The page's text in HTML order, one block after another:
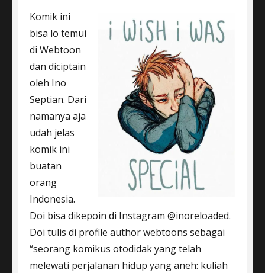
Komik ini
bisa lo temui
di Webtoon
dan diciptain
oleh Ino
Septian. Dari
namanya aja
udah jelas
komik ini
buatan
orang
Indonesia.
Doi bisa dikepoin di Instagram @inoreloaded.
Doi tulis di profile author webtoons sebagai
“seorang komikus otodidak yang telah
melewati perjalanan hidup yang aneh: kuliah